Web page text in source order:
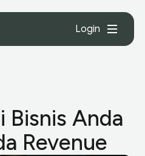
Login
Bisnis Anda
Revenue